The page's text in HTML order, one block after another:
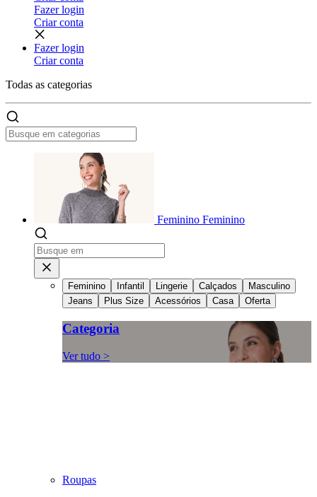
Fazer login
Criar conta
Fazer login
Criar conta
Todas as categorias
Feminino Feminino
Feminino Infantil Lingerie Calçados
Masculino
Jeans
Plus Size Acessórios Casa Oferta
Categoria
Ver tudo >
Roupas